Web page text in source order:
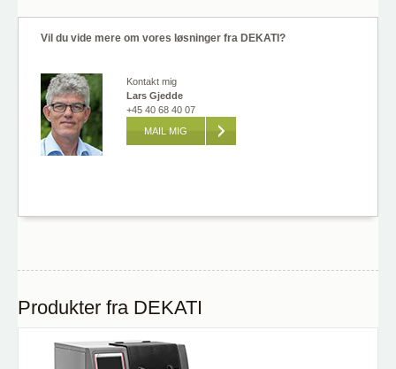
Vil du vide mere om vores løsninger fra DEKATI?
Kontakt mig
Lars Gjedde
+45 40 68 40 07
MAIL MIG
Produkter fra DEKATI